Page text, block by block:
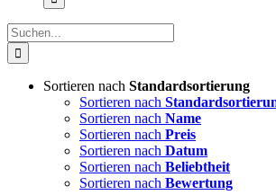
Suche
nach:
Sortieren nach Standardsortierung
Sortieren nach
Sortieren nach Name
Sortieren nach Preis
Sortieren nach Datum
Sortieren nach Beliebtheit
Sortieren nach Bewertung